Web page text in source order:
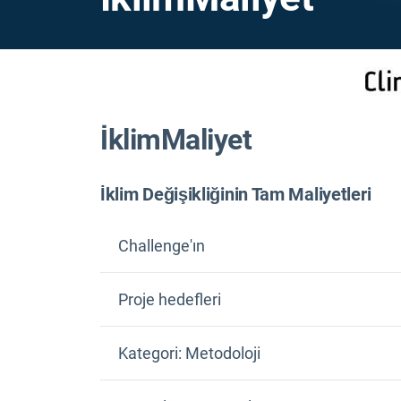
İklimMaliyet
İklim Değişikliğinin Tam Maliyetleri
Challenge'ın
Adaptasyonun maliyetini ve faydalarını
Proje hedefleri
ClimateCost'un
Kategori: Metodoloji